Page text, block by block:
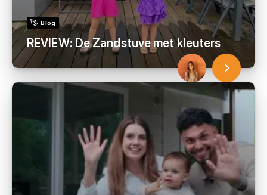
Blog
REVIEW: De Zandstuve met kleuters